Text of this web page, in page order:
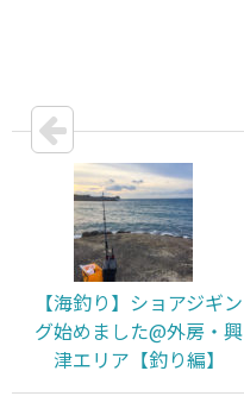
【海釣り】ショアジギン
グ始めました@外房・興
津エリア【釣り編】